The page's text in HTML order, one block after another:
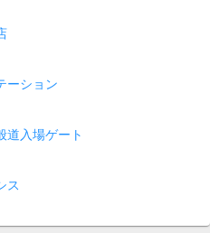
ーション
道入場ゲート
ス